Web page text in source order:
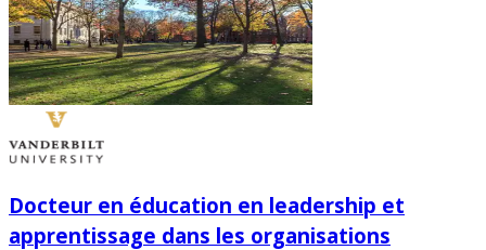
Docteur en éducation en leadership et
apprentissage dans les organisations